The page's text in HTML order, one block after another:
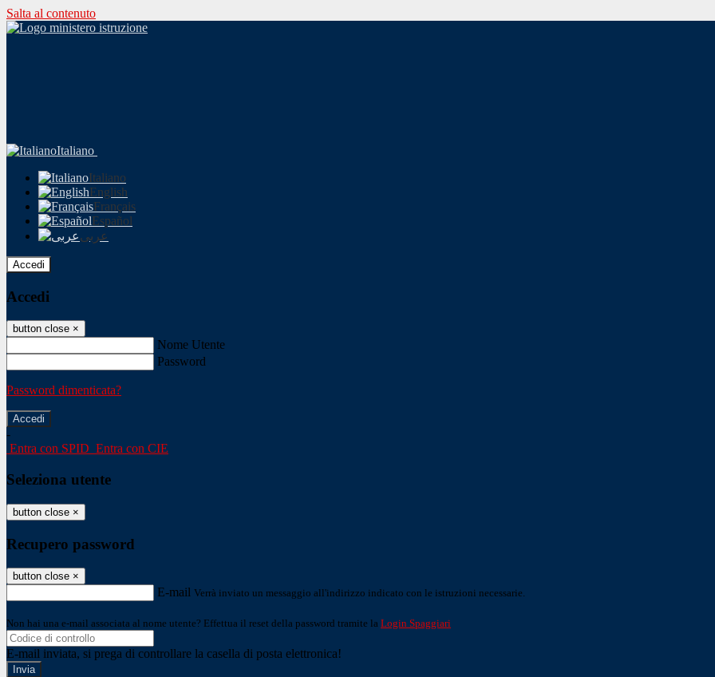
Salta al contenuto
Italiano
Italiano
English
Français
Español
عربى
Accedi
Accedi
button close ×
Nome Utente
Password
Password dimenticata?
-
Entra con SPID Entra con CIE
Seleziona utente
button close ×
Recupero password
button close ×
E-mail Verrà inviato un messaggio all'indirizzo indicato con le istruzioni necessarie.
Non hai una e-mail associata al nome utente? Effettua il reset della password tramite la Login Spaggiari
E-mail inviata, si prega di controllare la casella di posta elettronica!